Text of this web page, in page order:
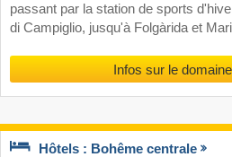
passant par la station de sports
di Campiglio, jusqu'à Folgàrida et
Infos sur le
Hôtels : Bohême centrale